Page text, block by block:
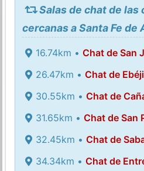
Salas de chat de las
cercanas a Santa Fe de
16.74km • Chat de San
26.47km • Chat de
30.55km • Chat de
31.65km • Chat de San
32.45km • Chat de
34.34km • Chat de